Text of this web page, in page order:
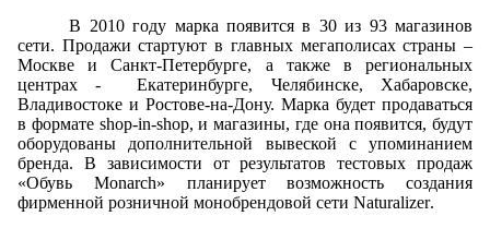
В 2010 году марка появится в 30 из 93 магазинов
сети. Продажи стартуют в главных мегаполисах страны –
Москве и Санкт-Петербурге, а также в региональных
центрах -
Екатеринбурге, Челябинске, Хабаровске,
Владивостоке и Ростове-на-Дону. Марка будет продаваться
в формате shop-in-shop, и магазины, где она появится, будут
оборудованы дополнительной вывеской с упоминанием
бренда. В зависимости от результатов тестовых продаж
«Обувь Monarch» планирует возможность создания
фирменной розничной монобрендовой сети Naturalizer.